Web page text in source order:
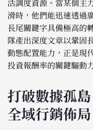
活調度資源。當某個主
滑時，他們能迅速透過
長尾關鍵字具備極高的
隊產出深度文章以鞏固
動態配置能力，正是現
投資報酬率的關鍵驅動
打破數據孤
全域行銷佈局